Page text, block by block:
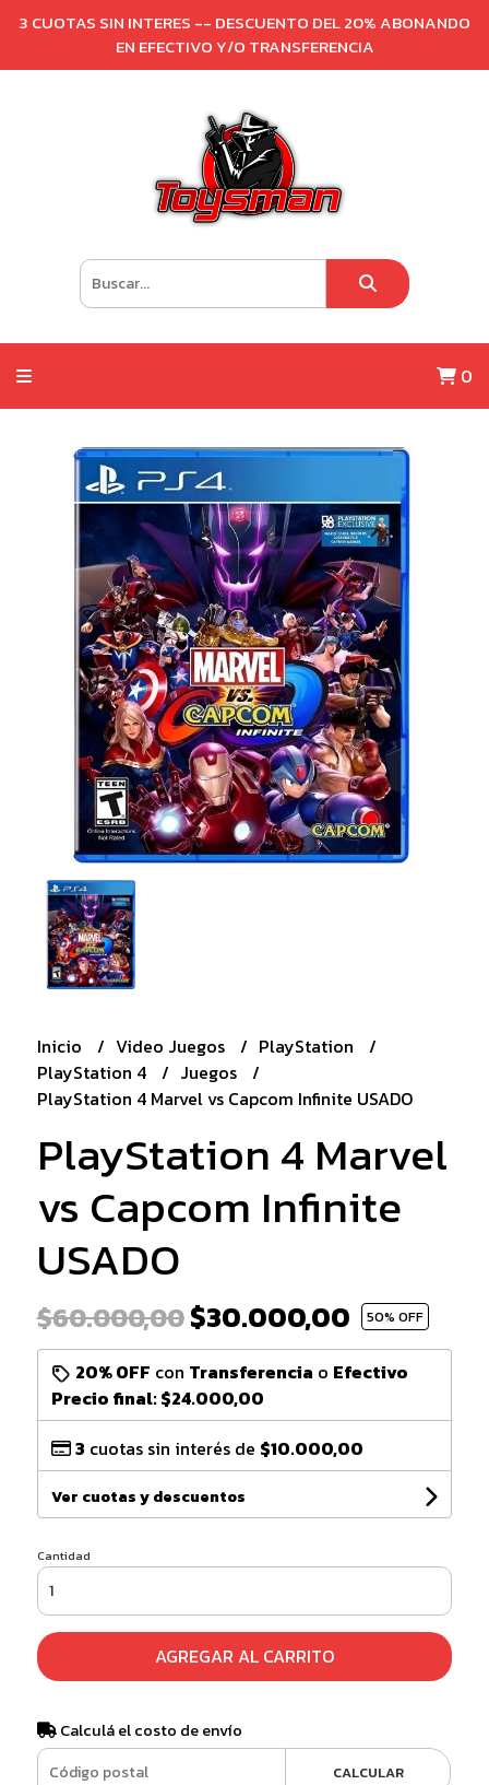
3 CUOTAS SIN INTERES -- DESCUENTO DEL 20% ABONANDO
EN EFECTIVO Y/O TRANSFERENCIA
0
Inicio Video Juegos
PlayStation
PlayStation 4
Juegos
PlayStation 4 Marvel vs Capcom Infinite USADO
PlayStation 4 Marvel
vs Capcom Infinite
USADO
$60.000,00$30.000,00 50% OFF
20% OFF con Transferencia o Efectivo
Precio final:$24.000,00
3 cuotas sin interés de $10.000,00
Ver cuotas y descuentos
Cantidad
AGREGAR AL CARRITO
Calculá el costo de envío
CALCULAR